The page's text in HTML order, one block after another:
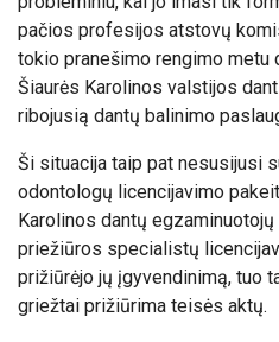
pačios profesijos atstovų
tokio pranešimo rengimo metu
Šiaurės Karolinos valstijos
ribojusią dantų balinimo
Ši situacija taip pat nesusijusi
odontologų licencijavimo
Karolinos dantų
priežiūros specialistų
prižiūrėjo jų įgyvendinimą, tuo
griežtai prižiūrima teisės aktų.